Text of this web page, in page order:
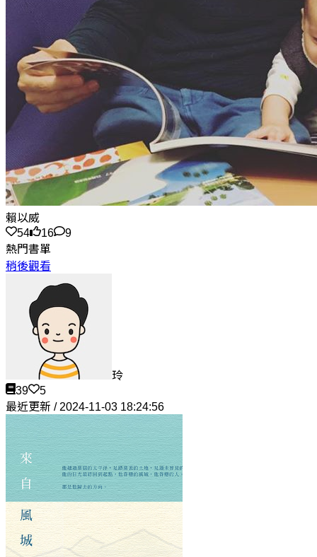
賴以威
54
16
9
熱門書單
稍後觀看
玲
39
5
最近更新 / 2024-11-03 18:24:56